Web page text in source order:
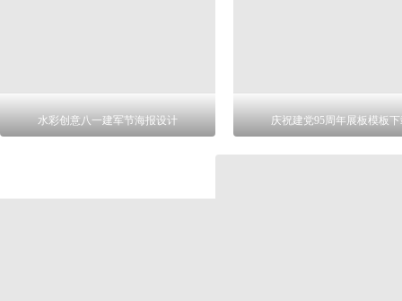
水彩创意八一建军节海报设计 庆祝建党95周年展板模板